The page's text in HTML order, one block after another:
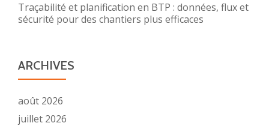
Traçabilité et planification en BTP : données, flux et
sécurité pour des chantiers plus efficaces
ARCHIVES
août 2026
juillet 2026